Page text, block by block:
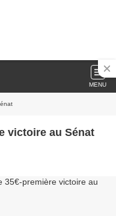
MENU
victoire au Sénat